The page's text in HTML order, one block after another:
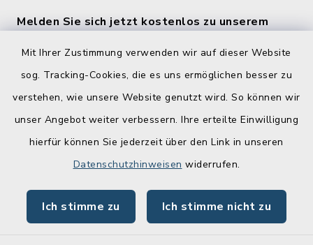
Mit Ihrer Zustimmung verwenden wir auf dieser Website
sog. Tracking-Cookies, die es uns ermöglichen besser zu
verstehen, wie unsere Website genutzt wird. So können wir
unser Angebot weiter verbessern. Ihre erteilte Einwilligung
hierfür können Sie jederzeit über den Link in unseren
Datenschutzhinweisen widerrufen.
Ich stimme zu Ich stimme nicht zu
Melden Sie sich jetzt kostenlos zu unserem
Quicklinks
Lebenslagen
Online-Service